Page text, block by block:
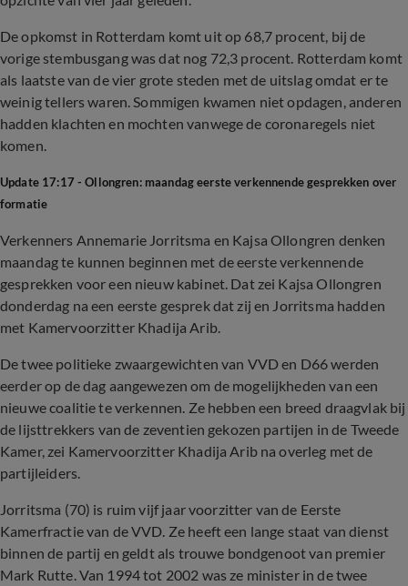
De opkomst in Rotterdam komt uit op 68,7 procent, bij de
vorige stembusgang was dat nog 72,3 procent. Rotterdam komt
als laatste van de vier grote steden met de uitslag omdat er te
weinig tellers waren. Sommigen kwamen niet opdagen, anderen
hadden klachten en mochten vanwege de coronaregels niet
komen.
Update 17:17 - Ollongren: maandag eerste verkennende gesprekken over
formatie
Verkenners Annemarie Jorritsma en Kajsa Ollongren denken
maandag te kunnen beginnen met de eerste verkennende
gesprekken voor een nieuw kabinet. Dat zei Kajsa Ollongren
donderdag na een eerste gesprek dat zij en Jorritsma hadden
met Kamervoorzitter Khadija Arib.
De twee politieke zwaargewichten van VVD en D66 werden
eerder op de dag aangewezen om de mogelijkheden van een
nieuwe coalitie te verkennen. Ze hebben een breed draagvlak bij
de lijsttrekkers van de zeventien gekozen partijen in de Tweede
Kamer, zei Kamervoorzitter Khadija Arib na overleg met de
partijleiders.
Jorritsma (70) is ruim vijf jaar voorzitter van de Eerste
Kamerfractie van de VVD. Ze heeft een lange staat van dienst
binnen de partij en geldt als trouwe bondgenoot van premier
Mark Rutte. Van 1994 tot 2002 was ze minister in de twee